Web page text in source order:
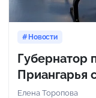
Новости
Губернатор
Приангарья
Елена Торопова